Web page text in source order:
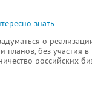
знать
о
планов, без участия
российских